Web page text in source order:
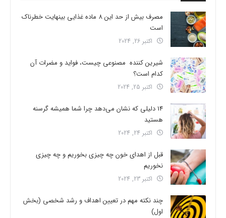
مصرف بیش از حد این 8 ماده غذایی بینهایت خطرناک
است
اکتبر 26, 2024
شیرین کننده مصنوعی چیست، فواید و مضرات آن
کدام است؟
اکتبر 25, 2024
14 دلیلی که نشان می‌دهد چرا شما همیشه گرسنه
هستید
اکتبر 24, 2024
قبل از اهدای خون چه چیزی بخوریم و چه چیزی
نخوریم
اکتبر 23, 2024
چند نکته مهم در تعیین اهداف و رشد شخصی (بخش
اول)